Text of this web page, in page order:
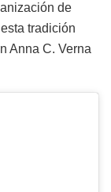
de
tradición
Anna C. Verna